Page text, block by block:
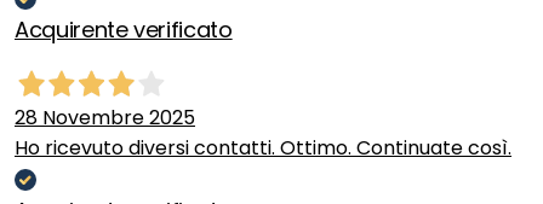
Acquirente verificato
28 Novembre 2025
Ho ricevuto diversi contatti. Ottimo. Continuate così.